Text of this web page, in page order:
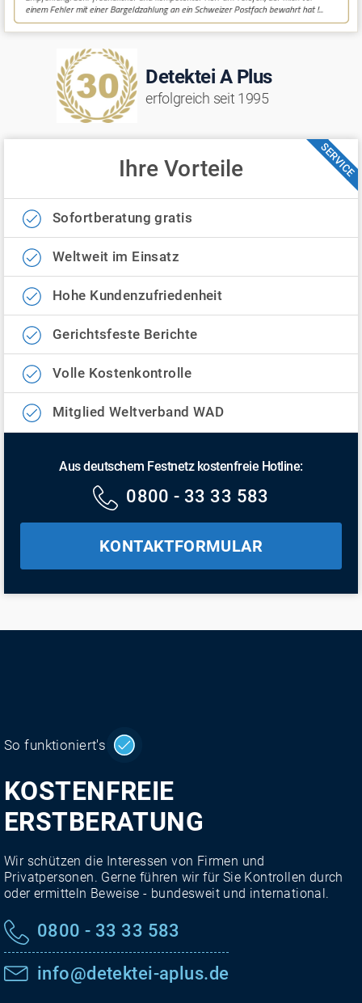
Detektei A Plus
erfolgreich seit 1995
SERVICE
Ihre Vorteile
Sofortberatung gratis
Weltweit im Einsatz
Hohe Kundenzufriedenheit
Gerichtsfeste Berichte
Volle Kostenkontrolle
Mitglied Weltverband WAD
Aus deutschem Festnetz kostenfreie Hotline:
0800 - 33 33 583
KONTAKTFORMULAR
So funktioniert's
KOSTENFREIE
ERSTBERATUNG
Wir schützen die Interessen von Firmen und
Privatpersonen. Gerne führen wir für Sie Kontrollen durch
oder ermitteln Beweise - bundesweit und international.
0800 - 33 33 583
info@detektei-aplus.de